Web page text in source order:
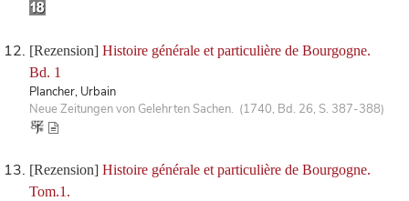
[Rezension] Histoire générale et particulière de Bourgogne.
Bd. 1
Plancher, Urbain
Neue Zeitungen von Gelehrten Sachen. (1740, Bd. 26, S. 387-388)
[Rezension] Histoire générale et particulière de Bourgogne.
Tom.1.